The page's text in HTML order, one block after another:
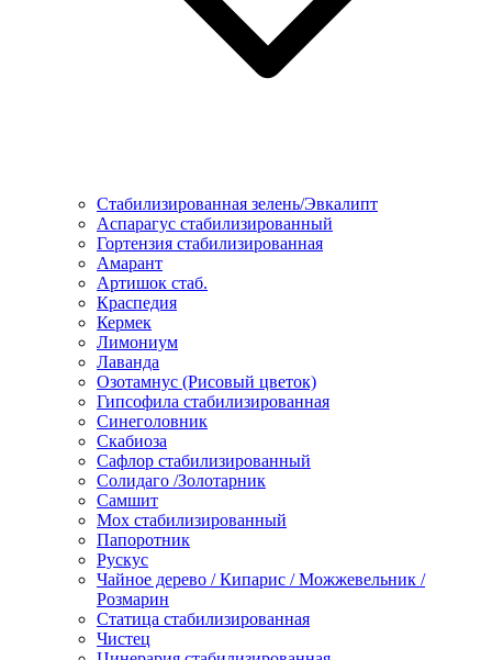
Стабилизированная зелень/Эвкалипт
Аспарагус стабилизированный
Гортензия стабилизированная
Амарант
Артишок стаб.
Краспедия
Кермек
Лимониум
Лаванда
Озотамнус (Рисовый цветок)
Гипсофила стабилизированная
Синеголовник
Скабиоза
Сафлор стабилизированный
Солидаго /Золотарник
Самшит
Мох стабилизированный
Папоротник
Рускус
Чайное дерево / Кипарис / Можжевельник /
Розмарин
Статица стабилизированная
Чистец